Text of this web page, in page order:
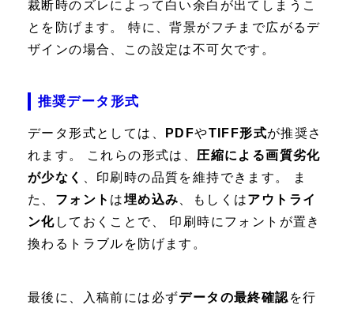
裁断時のズレによって白い余白が出てしまうこ
とを防げます。 特に、背景がフチまで広がるデ
ザインの場合、この設定は不可欠です。
推奨データ形式
データ形式としては、 PDFやTIFF形式が推奨さ
れます。 これらの形式は、 圧縮による画質劣化
が少なく
、印刷時の品質を維持できます。 ま
た、 フォント は埋め込み 、もしくはアウトライ
ン化 しておくことで、 印刷時にフォントが置き
換わるトラブルを防げます。
最後に、入稿前には必ずデータの最終確認 を行